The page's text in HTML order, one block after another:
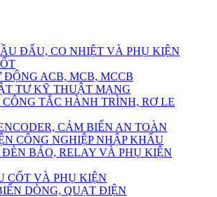
ĐẤU, CO NHIỆT VÀ PHỤ KIỆN
ĐỘNG ACB, MCB, MCCB
TƯ KỸ THUẬT MẠNG
TẮC HÀNH TRÌNH, RƠ LE
CẢM BIẾN AN TOÀN
CÔNG NGHIỆP NHẬP KHẨU
BÁO, RELAY VÀ PHỤ KIỆN
CỐT VÀ PHỤ KIỆN
DÒNG, QUẠT ĐIỆN